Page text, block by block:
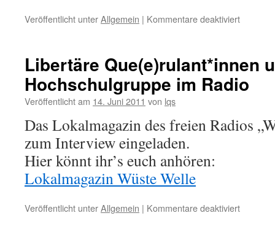
Veröffentlicht unterAllgemein | Kommentare deaktiviertfür
Mond
&
Sterne“
Libertäre Que(e)rulant*innen
Hochschulgruppe im Radio
Veröffentlicht am 14. Juni 2011 von lqs
Das Lokalmagazin des freien Radios
zum Interview eingeladen.
Hier könnt ihr’s euch anhören:
Lokalmagazin Wüste Welle
Veröffentlicht unterAllgemein | Kommentare deaktiviertfür